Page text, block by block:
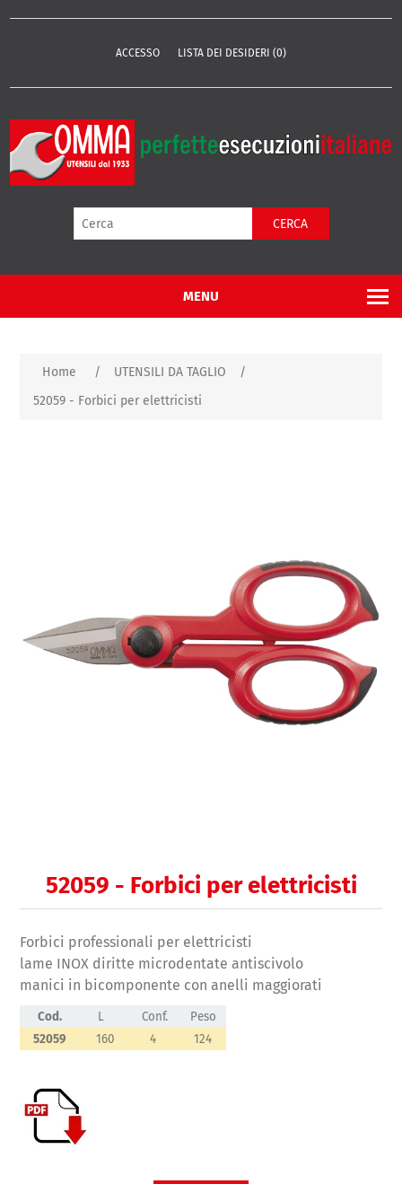
ACCESSO LISTA DEI DESIDERI (0)
CERCA
MENU
Home / UTENSILI DA TAGLIO
/
52059 - Forbici per elettricisti
52059 - Forbici per elettricisti
Forbici professionali per elettricisti
lame INOX diritte microdentate antiscivolo
manici in bicomponente con anelli maggiorati
Cod. L Conf.
Peso
52059
160 4 124